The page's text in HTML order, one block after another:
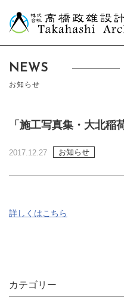
NEWS
お知らせ
「施工写真集・大北稲
2017.12.27 お知らせ
詳しくはこちら
カテゴリー